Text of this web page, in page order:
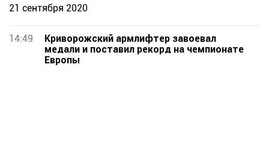
21 сентября 2020
14:49
Криворожский армлифтер завоевал
медали и поставил рекорд на чемпионате
Европы